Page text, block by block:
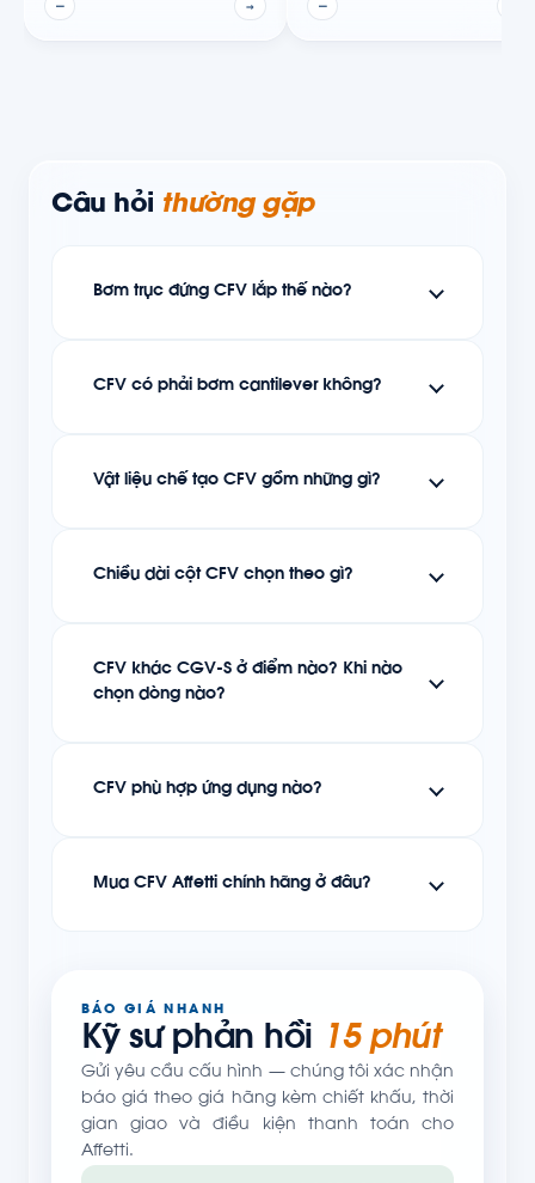
—
→ —
Câu hỏi thường gặp
Bơm trục đứng CFV lắp thế nào?
CFV có phải bơm cantilever không?
Vật liệu chế tạo CFV gồm những gì?
Chiều dài cột CFV chọn theo gì?
CFV khác CGV-S ở điểm nào? Khi nào
chọn dòng nào?
CFV phù hợp ứng dụng nào?
Mua CFV Affetti chính hãng ở đâu?
BÁO GIÁ NHANH
Kỹ sư phản hồi 15 phút
Gửi yêu cầu cấu hình — chúng tôi xác nhận
báo giá theo giá hãng kèm chiết khấu, thời
gian giao và điều kiện thanh toán cho
Affetti.